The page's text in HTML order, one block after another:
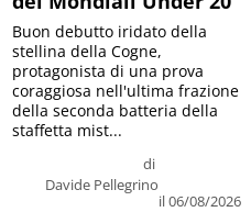
di
Davide Pellegrino
il 06/08/2026
Buon debutto iridato della
stellina della Cogne,
protagonista di una prova
coraggiosa nell'ultima frazione
della seconda batteria della
staffetta mist...